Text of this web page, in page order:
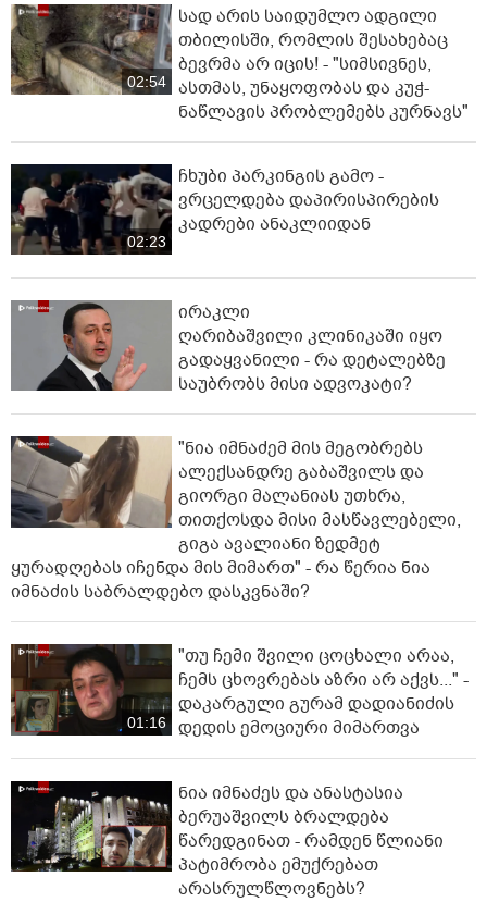
02:54
სად არის საიდუმლო ადგილი
თბილისში, რომლის შესახებაც
ბევრმა არ იცის! - "სიმსივნეს,
ასთმას, უნაყოფობას და კუჭ-
ნაწლავის პრობლემებს კურნავს"
02:23
ჩხუბი პარკინგის გამო -
ვრცელდება დაპირისპირების
კადრები ანაკლიიდან
ირაკლი
ღარიბაშვილი კლინიკაში იყო
გადაყვანილი - რა დეტალებზე
საუბრობს მისი ადვოკატი?
"ნია იმნაძემ მის მეგობრებს
ალექსანდრე გაბაშვილს და
გიორგი მალანიას უთხრა,
თითქოსდა მისი მასწავლებელი,
გიგა ავალიანი ზედმეტ
ყურადღებას იჩენდა მის მიმართ" - რა წერია ნია
იმნაძის საბრალდებო დასკვნაში?
01:16
"თუ ჩემი შვილი ცოცხალი არაა,
ჩემს ცხოვრებას აზრი არ აქვს..." -
დაკარგული გურამ დადიანიძის
დედის ემოციური მიმართვა
ნია იმნაძეს და ანასტასია
ბერუაშვილს ბრალდება
წარედგინათ - რამდენ წლიანი
პატიმრობა ემუქრებათ
არასრულწლოვნებს?